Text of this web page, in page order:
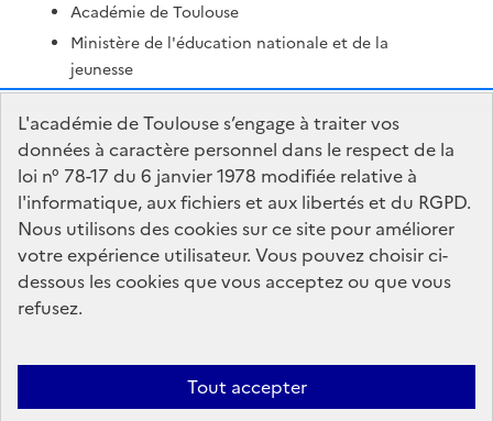
Académie de Toulouse
Ministère de l'éducation nationale et de la
jeunesse
Ministère de l'enseignement supérieur et de la
recherche
Portail Pédagogique Académique
Nous contacter
DSDEN du Lot
1 place Jean-Jacques Chapou
46000 Cahors
Accessibilité : non conforme Mentions Légales Connexion
L'académie de Toulouse s’engage à traiter vos
données à caractère personnel dans le respect de la
loi n° 78-17 du 6 janvier 1978 modifiée relative à
l'informatique, aux fichiers et aux libertés et du RGPD.
Nous utilisons des cookies sur ce site pour améliorer
votre expérience utilisateur. Vous pouvez choisir ci-
dessous les cookies que vous acceptez ou que vous
refusez.
Tout accepter